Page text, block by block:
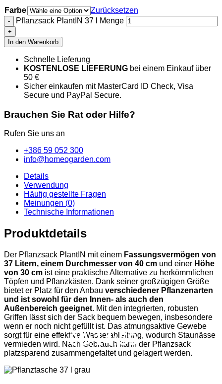
Farbe
Zurücksetzen
Pflanzsack PlantIN 37 l Menge
In den Warenkorb
Schnelle Lieferung
KOSTENLOSE LIEFERUNG bei einem Einkauf über
50 €
Sicher einkaufen mit MasterCard ID Check, Visa
Secure und PayPal Secure.
Brauchen Sie Rat oder Hilfe?
Rufen Sie uns an
+386 59 052 300
info@homeogarden.com
Details
Verwendung
Häufig gestellte Fragen
Meinungen (0)
Technische Informationen
Produktdetails
Der Pflanzsack PlantIN mit einem Fassungsvermögen von
37 Litern, einem Durchmesser von 40 cm und einer Höhe
von 30 cm ist eine praktische Alternative zu herkömmlichen
Töpfen und Pflanzkästen. Dank seiner großzügigen Größe
bietet er Platz für den Anbau verschiedener Pflanzenarten
und ist sowohl für den Innen- als auch den
Außenbereich geeignet. Mit den integrierten, robusten
Griffen lässt sich der Sack bequem bewegen, insbesondere
wenn er noch nicht gefüllt ist. Das atmungsaktive Gewebe
sorgt für eine effektive Wasserableitung, wodurch Staunässe
vermieden wird. Nach Gebrauch kann der Pflanzsack
platzsparend zusammengefaltet und gelagert werden.
00:14:59